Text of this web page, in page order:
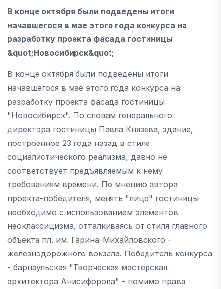
В конце октября были подведены итоги
начавшегося в мае этого года конкурса на
разработку проекта фасада гостиницы
&quot;Новосибирск&quot;
В конце октября были подведены итоги
начавшегося в мае этого года конкурса на
разработку проекта фасада гостиницы
"Новосибирск". По словам генерального
директора гостиницы Павла Князева, здание,
построенное 23 года назад в стиле
социалистического реализма, давно не
соответствует предъявляемым к нему
требованиям времени. По мнению автора
проекта-победителя, менять "лицо" гостиницы
необходимо с использованием элементов
неоклассицизма, отталкиваясь от стиля главного
объекта пл. им. Гарина-Михайловского -
железнодорожного вокзала. Победитель конкурса
- барнаульская "Творческая мастерская
архитектора Анисифорова" - помимо права